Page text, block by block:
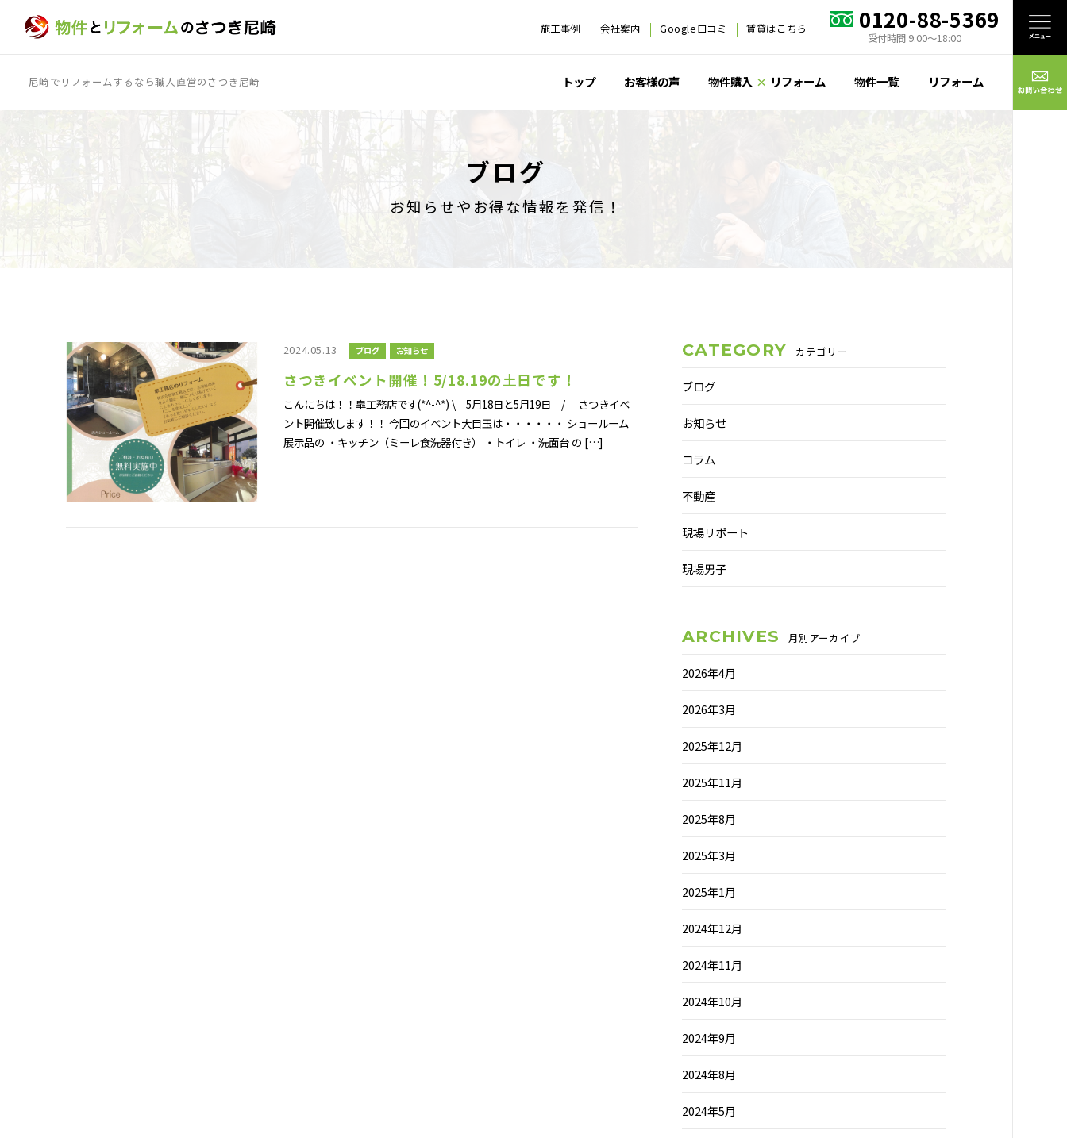
施工事例 会社案内 Google口コミ 賃貸はこちら 0120-88-5369
受付時間 9:00〜18:00
尼崎でリフォームするなら職人直営のさつき尼崎 トップ お客様の声 物件購入 × リフォーム 物件一覧 リフォーム
ブログ
お知らせやお得な情報を発信！
2024.05.13 ブログ お知らせ
さつきイベント開催！5/18.19の土日です！
こんにちは！！皐工務店です(*^-^*) \ 5月18日と5月19日 / さつきイベ
ント開催致します！！ 今回のイベント大目玉は・・・・・・ ショールーム
展示品の ・キッチン（ミーレ食洗器付き） ・トイレ ・洗面台 の […]
CATEGORY カテゴリー
ブログ
お知らせ
コラム
不動産
現場リポート
現場男子
ARCHIVES 月別アーカイブ
2026年4月
2026年3月
2025年12月
2025年11月
2025年8月
2025年3月
2025年1月
2024年12月
2024年11月
2024年10月
2024年9月
2024年8月
2024年5月